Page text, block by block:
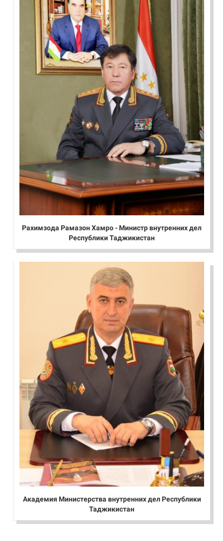
Рахимзода Рамазон Хамро - Министр внутренних дел
Республики Таджикистан
Академия Министерства внутренних дел Республики
Таджикистан